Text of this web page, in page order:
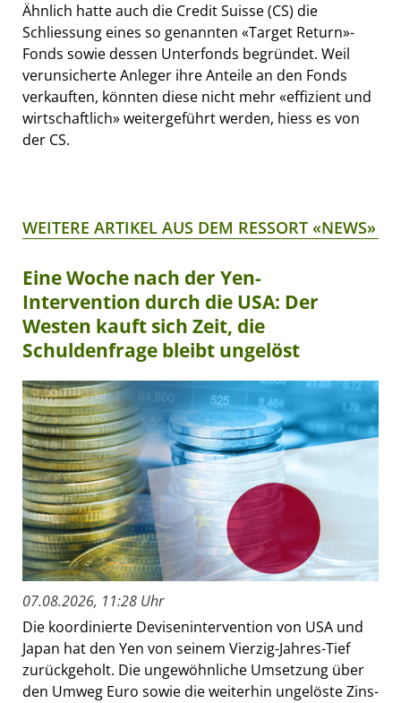
Ähnlich hatte auch die Credit Suisse (CS) die
Schliessung eines so genannten «Target Return»-
Fonds sowie dessen Unterfonds begründet. Weil
verunsicherte Anleger ihre Anteile an den Fonds
verkauften, könnten diese nicht mehr «effizient und
wirtschaftlich» weitergeführt werden, hiess es von
der CS.
WEITERE ARTIKEL AUS DEM RESSORT «NEWS»
Eine Woche nach der Yen-
Intervention durch die USA: Der
Westen kauft sich Zeit, die
Schuldenfrage bleibt ungelöst
07.08.2026, 11:28 Uhr
Die koordinierte Devisenintervention von USA und
Japan hat den Yen von seinem Vierzig-Jahres-Tief
zurückgeholt. Die ungewöhnliche Umsetzung über
den Umweg Euro sowie die weiterhin ungelöste Zins-